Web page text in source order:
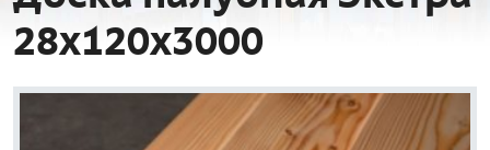
28х120х3000